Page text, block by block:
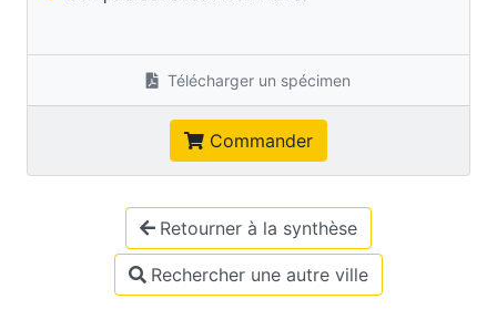
Télécharger un spécimen
Commander
Retourner à la synthèse
Rechercher une autre ville